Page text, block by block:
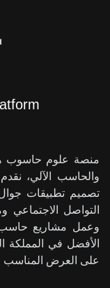
منصة علوم حاسوب
والحاسب الآلي،
تصميم تطبيقات
التواصل
وعمل مشاريع حاسب
الأفضل في المملكة
على العرض المناسب